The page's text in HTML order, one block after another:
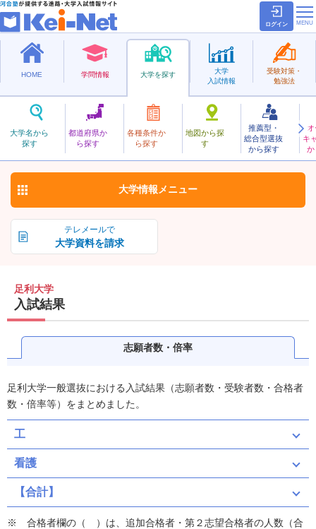
ログイン
HOME 学問情報 大学を探す
大学名から
探す
都道府県か
ら探す
各種条件か
ら探す
地図から探
す
推薦型・
総合型選抜
から探す
キ
か
大学
入試情報
受験対策・
勉強法
私立
あしかが
足利大学 お気に入り
テレメールで
大学資料を請求
大学情報 メニュー
足利大学
入試結果
志願者数・倍率
足利大学一般選抜における入試結果（志願者数・受験者数・合格者
数・倍率等）をまとめました。
工
看護
【合計】
合格者欄の（ ）は、追加合格者・第２志望合格者の人数（合